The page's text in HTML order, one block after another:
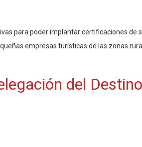
para poder implantar certificaciones de
empresas turísticas de las zonas
del